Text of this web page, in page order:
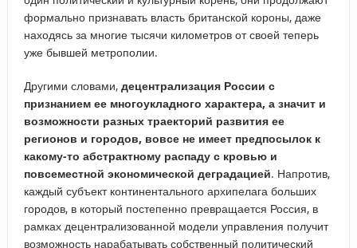
формально признавать власть британской короны, даже
находясь за многие тысячи километров от своей теперь
уже бывшей метрополии.
Другими словами, децентрализация России с
признанием ее многоукладного характера, а значит и
возможности разных траекторий развития ее
регионов и городов, вовсе не имеет предпосылок к
какому-то абстрактному распаду с кровью и
повсеместной экономической деградацией. Напротив,
каждый субъект континентального архипелага больших
городов, в который постепенно превращается Россия, в
рамках децентрализованной модели управления получит
возможность нарабатывать собственный политический